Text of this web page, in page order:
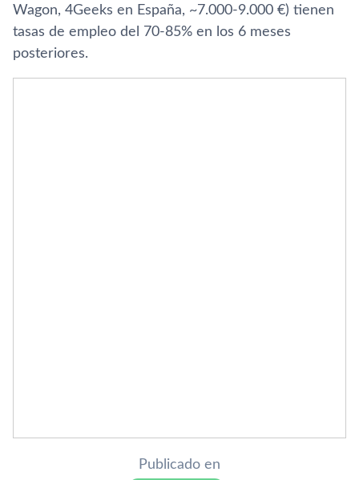
Wagon, 4Geeks en España, ~7.000-9.000 €) tienen
tasas de empleo del 70-85% en los 6 meses
posteriores.
Publicado en